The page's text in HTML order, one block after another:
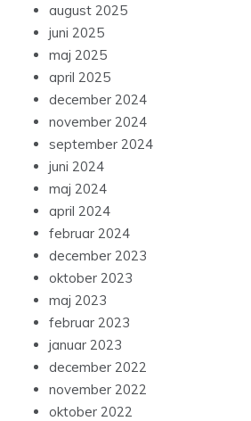
august 2025
juni 2025
maj 2025
april 2025
december 2024
november 2024
september 2024
juni 2024
maj 2024
april 2024
februar 2024
december 2023
oktober 2023
maj 2023
februar 2023
januar 2023
december 2022
november 2022
oktober 2022